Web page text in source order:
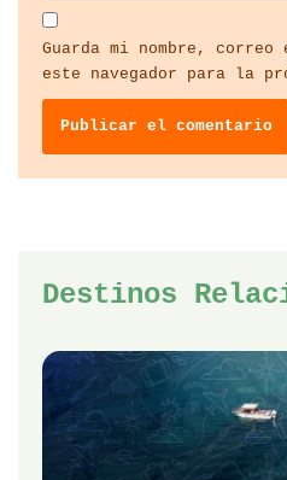
Guarda mi nombre,
este navegador para la
Destinos